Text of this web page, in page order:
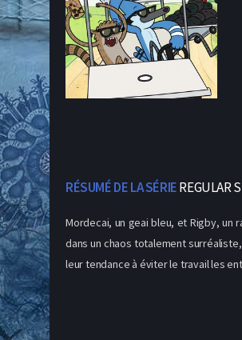
RÉSUMÉ DE LA SÉRIEREGULAR
Mordecai, un geai bleu, et Rigby, un
dans un chaos totalement
leur tendance à éviter le travail les